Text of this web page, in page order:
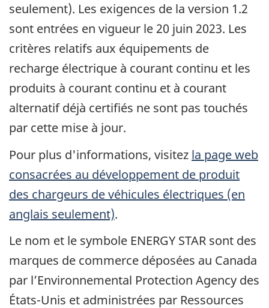
seulement). Les exigences de la version 1.2
sont entrées en vigueur le 20 juin 2023. Les
critères relatifs aux équipements de
recharge électrique à courant continu et les
produits à courant continu et à courant
alternatif déjà certifiés ne sont pas touchés
par cette mise à jour.
Pour plus d'informations, visitez la page web
consacrées au développement de produit
des chargeurs de véhicules électriques (en
anglais seulement).
Le nom et le symbole ENERGY STAR sont des
marques de commerce déposées au Canada
par l’Environnemental Protection Agency des
États-Unis et administrées par Ressources